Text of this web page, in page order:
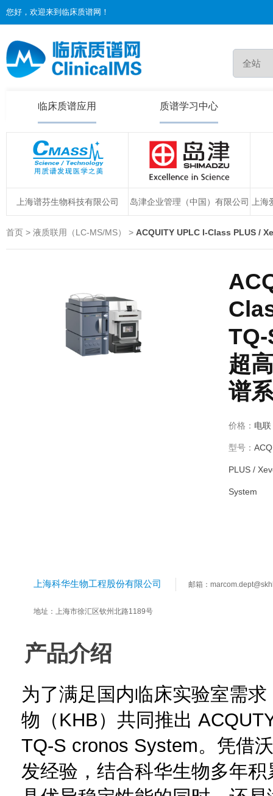
您好，欢迎来到临床质谱网！
临床质谱应用 质谱学习中心
上海谱芬生物科技有限公司 岛津企业管理（中国）有限公司 上
首页 > 液质联用（LC-MS/MS） > ACQUITY UPLC I-Class PLUS /
超
谱
价格： 电联
型号：
PLUS /
System
上海科华生物工程股份有限公司 邮箱：
地址：上海市徐汇区钦州北路1189号
产品介绍
为了满足国内临床实验室需
物（KHB）共同推出
TQ-S cronos System。凭借
发经验，结合科华生物多年